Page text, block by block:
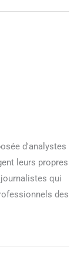
d'analystes
leurs propres
qui
des